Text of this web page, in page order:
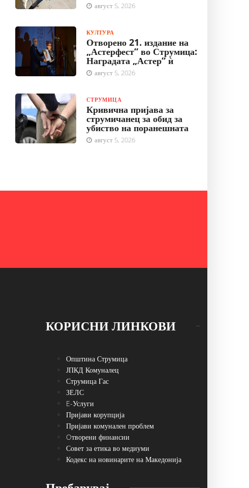
август 5, 2026
КУЛТУРА
Отворено 21. издание на
„Астерфест“ во Струмица:
Наградата „Астер“ ѝ
август 5, 2026
СТРУМИЦА
Кривична пријава за
струмичанец за обид за
убиство на поранешната
август 5, 2026
КОРИСНИ ЛИНКОВИ
Општина Струмица
ЈПКД Комуналец
Струмица Гас
ЗЕЛС
E-Услуги
Пријави корупција
Пријави комунален проблем
Oтворени финансии
Совет за етика во медиуми
Кодекс на новинарите на Македонија